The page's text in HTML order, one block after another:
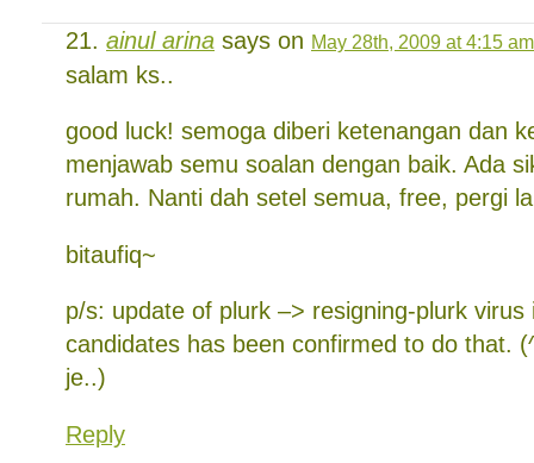
ainul arina says on May 28th, 2009 at 4:15 am
salam ks..
good luck! semoga diberi ketenangan dan
menjawab semu soalan dengan baik. Ada
rumah. Nanti dah setel semua, free, pergi
bitaufiq~
p/s: update of plurk –> resigning-plurk virus
candidates has been confirmed to do that.
je..)
Reply